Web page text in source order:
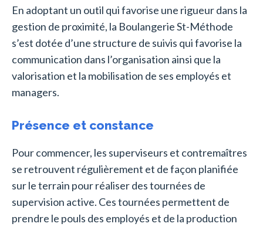
En adoptant un outil qui favorise une rigueur dans la
gestion de proximité, la Boulangerie St-Méthode
s’est dotée d’une structure de suivis qui favorise la
communication dans l’organisation ainsi que la
valorisation et la mobilisation de ses employés et
managers.
Présence et constance
Pour commencer, les superviseurs et contremaîtres
se retrouvent régulièrement et de façon planifiée
sur le terrain pour réaliser des tournées de
supervision active. Ces tournées permettent de
prendre le pouls des employés et de la production